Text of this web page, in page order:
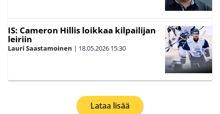
IS: Cameron Hillis loikkaa kilpailijan
leiriin
Lauri Saastamoinen | 18.05.2026 15:30
Lataa lisää